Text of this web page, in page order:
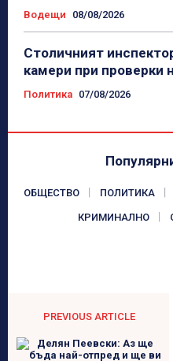
Водещи 08/08/2026
Столичният
камери при проверки
Политика 07/08/2026
ОБЩЕСТВО ПОЛИТИКА
КРИМИНАЛНО
PREVIOUS ARTICLE